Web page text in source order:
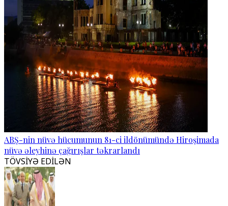
ABŞ-nin nüvə hücumunun 81-ci ildönümündə Hiroşimada
nüvə əleyhinə çağırışlar təkrarlandı
TÖVSİYƏ EDİLƏN